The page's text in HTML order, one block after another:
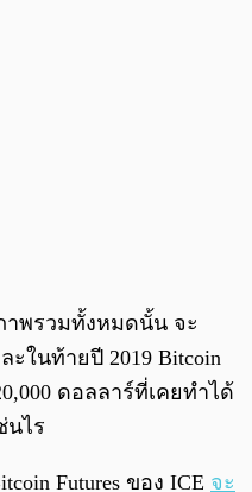
าพรวมทั้งหมดนั้น จะ
ในท้ายปี 2019 Bitcoin
ดอลลาร์ที่เคยทำได้
นไร
Futures ของ ICE จะ